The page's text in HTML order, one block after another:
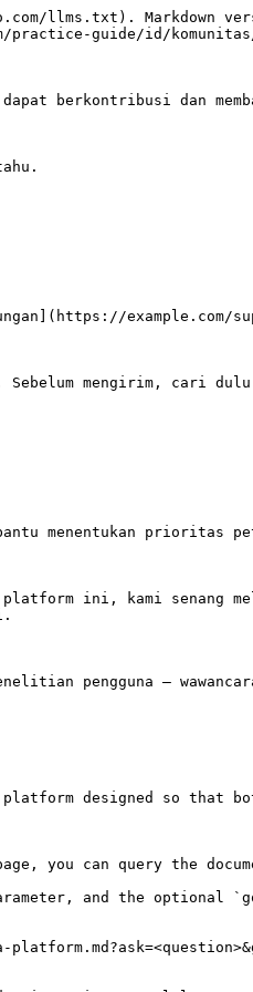
llms.txt). Markdown
guide/id/
berkontribusi dan
example.com/
mengirim, cari
menentukan prioritas
ini, kami senang
pengguna —
designed so that
can query the
and the optional